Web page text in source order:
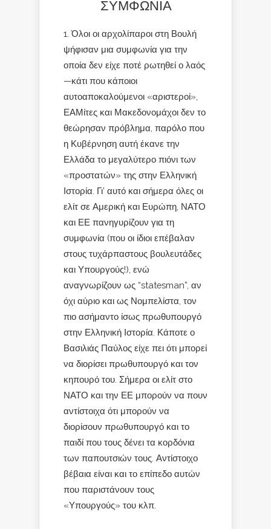
ΣΥΜΦΩΝΙΑ
Όλοι οι αρχολίπαροι στη Βουλή
ψήφισαν μια συμφωνία για την
οποία δεν είχε ποτέ ρωτηθεί ο λαός
—κάτι που κάποιοι
αυτοαποκαλούμενοι «αριστεροί»,
ΕΑΜίτες και Μακεδονομάχοι δεν το
θεώρησαν πρόβλημα, παρόλο που
η Κυβέρνηση αυτή έκανε την
Ελλάδα το μεγαλύτερο πιόνι των
«προστατών» της στην Ελληνική
Ιστορία. Γι’ αυτό και σήμερα όλες οι
ελίτ σε Αμερική και Ευρώπη, ΝΑΤΟ
και ΕΕ πανηγυρίζουν για τη
συμφωνία (που οι ίδιοι επέβαλαν
στους τυχάρπαστους βουλευτάδες
και Υπουργούς!), ενώ
αναγνωρίζουν ως “statesman”, αν
όχι αύριο και ως Νομπελίστα, τον
πιο ασήμαντο ίσως πρωθυπουργό
στην Ελληνική Ιστορία. Κάποτε ο
Βασιλιάς Παύλος είχε πει ότι μπορεί
να διορίσει πρωθυπουργό και τον
κηπουρό του. Σήμερα οι ελίτ στο
ΝΑΤΟ και την ΕΕ μπορούν να πουν
αντίστοιχα ότι μπορούν να
διορίσουν πρωθυπουργό και το
παιδί που τους δένει τα κορδόνια
των παπουτσιών τους. Αντίστοιχο
βέβαια είναι και το επίπεδο αυτών
που παριστάνουν τους
«Υπουργούς» του κλπ.